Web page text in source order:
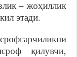
– жоҳиллик
этади.
қилувчи,